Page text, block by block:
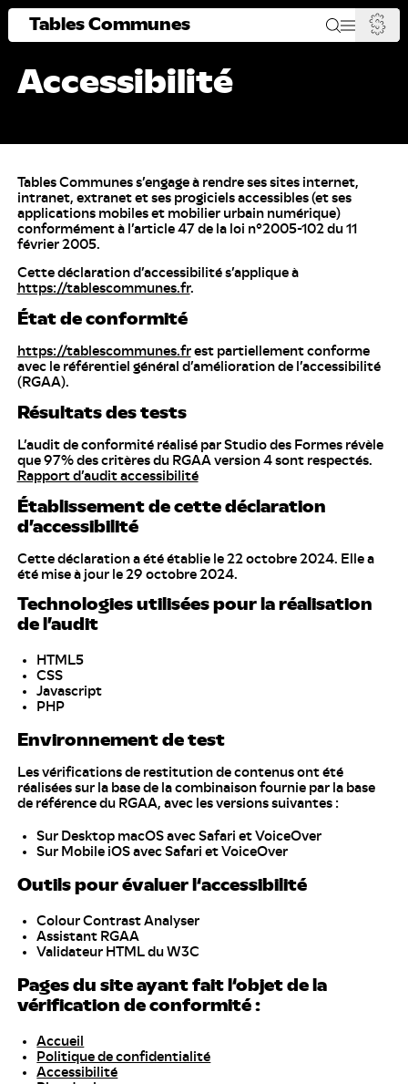
Tables Communes
Accessibilité
Tables Communes s’engage à rendre ses sites internet,
intranet, extranet et ses progiciels accessibles (et ses
applications mobiles et mobilier urbain numérique)
conformément à l’article 47 de la loi n°2005-102 du 11
février 2005.
Cette déclaration d’accessibilité s’applique à
https://tablescommunes.fr.
État de conformité
https://tablescommunes.frest partiellement conforme
avec le référentiel général d’amélioration de l’accessibilité
(RGAA).
Résultats des tests
L’audit de conformité réalisé par Studio des Formes révèle
que 97% des critères du RGAA version 4 sont respectés.
Rapport d’audit accessibilité
Établissement de cette déclaration
d’accessibilité
Cette déclaration a été établie le 22 octobre 2024. Elle a
été mise à jour le 29 octobre 2024.
Technologies utilisées pour la réalisation
de l’audit
HTML5
CSS
Javascript
PHP
Environnement de test
Les vérifications de restitution de contenus ont été
réalisées sur la base de la combinaison fournie par la base
de référence du RGAA, avec les versions suivantes :
Sur Desktop macOS avec Safari et VoiceOver
Sur Mobile iOS avec Safari et VoiceOver
Outils pour évaluer l‘accessibilité
Colour Contrast Analyser
Assistant RGAA
Validateur HTML du W3C
Pages du site ayant fait l‘objet de la
vérification de conformité :
Accueil
Politique de confidentialité
Accessibilité